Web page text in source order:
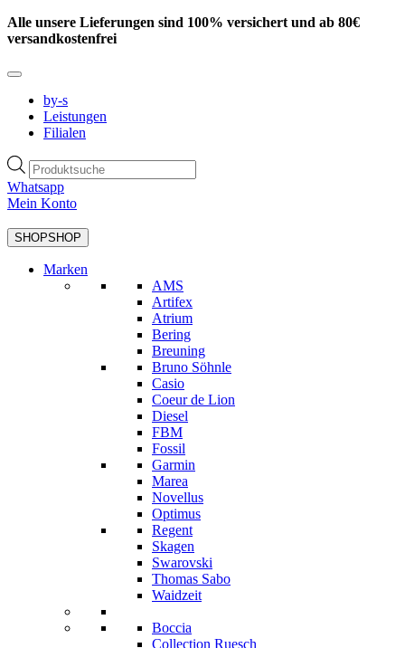
Zum
Inhalt
Alle unsere Lieferungen sind 100% versichert und ab 80€
versandkostenfrei
by-s
Leistungen
Filialen
Products
search
Whatsapp
Mein Konto
SHOPSHOP
Marken
AMS
Artifex
Atrium
Bering
Breuning
Bruno Söhnle
Casio
Coeur de Lion
Diesel
FBM
Fossil
Garmin
Marea
Novellus
Optimus
Regent
Skagen
Swarovski
Thomas Sabo
Waidzeit
Boccia
Collection Ruesch